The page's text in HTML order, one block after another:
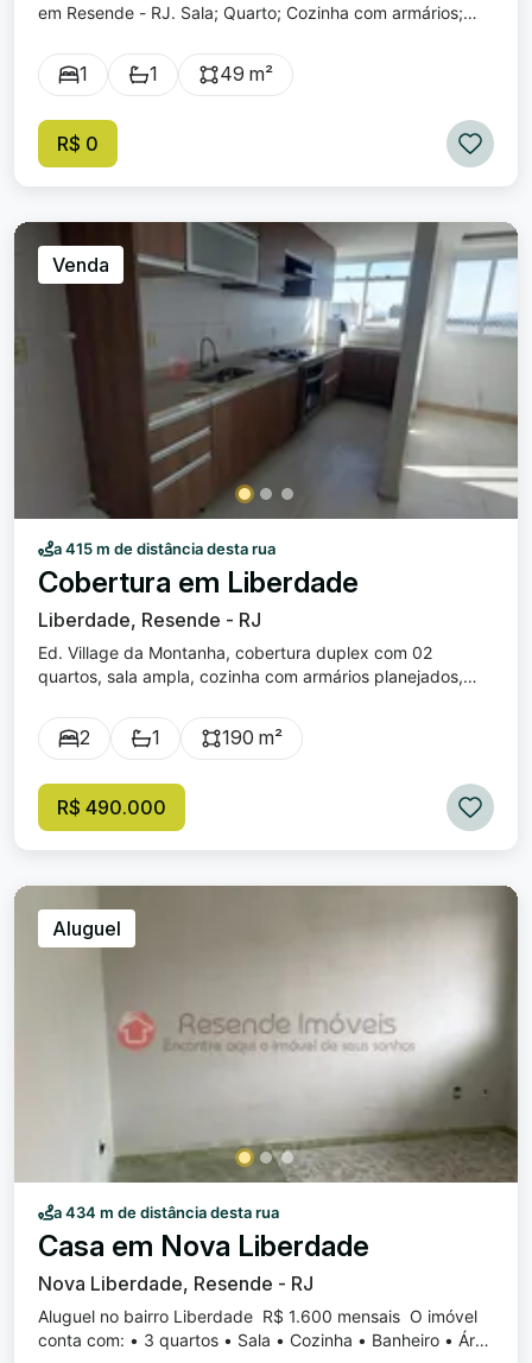
em Resende - RJ. Sala; Quarto; Cozinha com armários;
Condomínio.
1 1 49 m²
R$ 0
Venda
a 415 m de distância desta rua
Cobertura em Liberdade
Liberdade, Resende - RJ
Ed. Village da Montanha, cobertura duplex com 02
quartos, sala ampla, cozinha com armários planejados,
de serviço, terraço com hidromassagem, churrasqueira e
ducha. O condomínio oferece: portaria 24h, interfone,
ginástica e garagem para 01 carro. Excelente localização.
Valor de venda: R$ 490.000,00. Condomínio: R$ 350,00
2 1 190 m²
R$ 490.000
Aluguel
a 434 m de distância desta rua
Casa em Nova Liberdade
Nova Liberdade, Resende - RJ
Aluguel no bairro Liberdade R$ 1.600 mensais O imóvel
conta com: • 3 quartos • Sala • Cozinha • Banheiro • Área